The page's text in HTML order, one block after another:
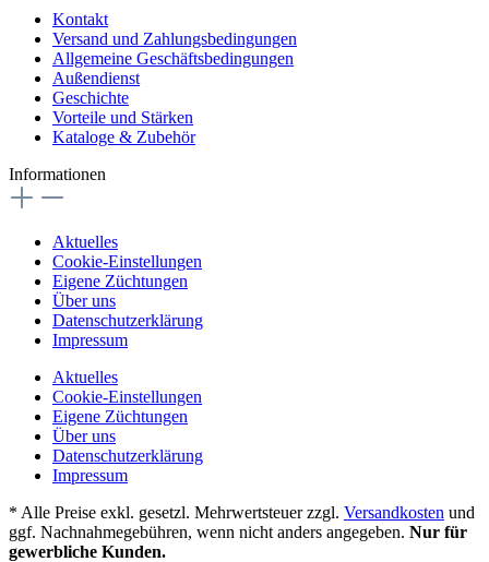
Kontakt
Versand und Zahlungsbedingungen
Allgemeine Geschäftsbedingungen
Außendienst
Geschichte
Vorteile und Stärken
Kataloge & Zubehör
Informationen
Aktuelles
Cookie-Einstellungen
Eigene Züchtungen
Über uns
Datenschutzerklärung
Impressum
Aktuelles
Cookie-Einstellungen
Eigene Züchtungen
Über uns
Datenschutzerklärung
Impressum
* Alle Preise exkl. gesetzl. Mehrwertsteuer zzgl. Versandkosten und
ggf. Nachnahmegebühren, wenn nicht anders angegeben. Nur für
gewerbliche Kunden.